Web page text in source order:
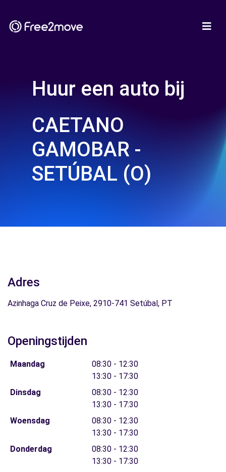
Huur een auto bij
CAETANO
GAMOBAR -
SETÚBAL (O)
Adres
Azinhaga Cruz de Peixe, 2910-741 Setúbal, PT
Openingstijden
Maandag
08:30 - 12:30
13:30 - 17:30
Dinsdag
08:30 - 12:30
13:30 - 17:30
Woensdag
08:30 - 12:30
13:30 - 17:30
Donderdag
08:30 - 12:30
13:30 - 17:30